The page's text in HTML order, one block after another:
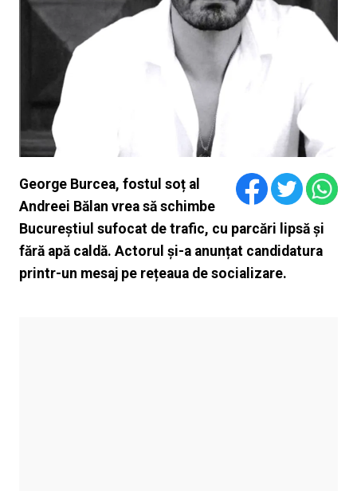
George Burcea, fostul soț al
Andreei Bălan vrea să schimbe
Bucureștiul sufocat de trafic, cu parcări lipsă și
fără apă caldă. Actorul și-a anunțat candidatura
printr-un mesaj pe rețeaua de socializare.